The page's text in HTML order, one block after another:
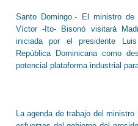
Santo Domingo.- El ministro
Víctor -Ito- Bisonó visitará
iniciada por el presidente
República Dominicana como
potencial plataforma industrial
La agenda de trabajo del